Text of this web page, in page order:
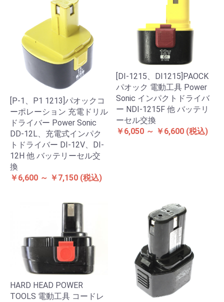
[P-1、P1 1213]パオックコ
ーポレーション 充電ドリル
ドライバー Power Sonic
DD-12L、充電式インパク
トドライバー DI-12V、DI-
12H 他 バッテリーセル交
換
￥6,600 ～ ￥7,150 (税込)
[DI-1215、DI1215]PAOCK
パオック 電動工具 Power
Sonic インパクトドライバ
ー NDI-1215F 他 バッテリ
ーセル交換
￥6,050 ～ ￥6,600 (税込)
HARD HEAD POWER
TOOLS 電動工具 コードレ